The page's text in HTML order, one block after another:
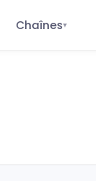
Chaînes▾